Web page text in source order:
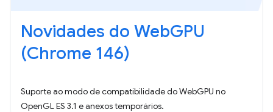
Novidades do WebGPU
(Chrome 146)
Suporte ao modo de compatibilidade do WebGPU no
OpenGL ES 3.1 e anexos temporários.